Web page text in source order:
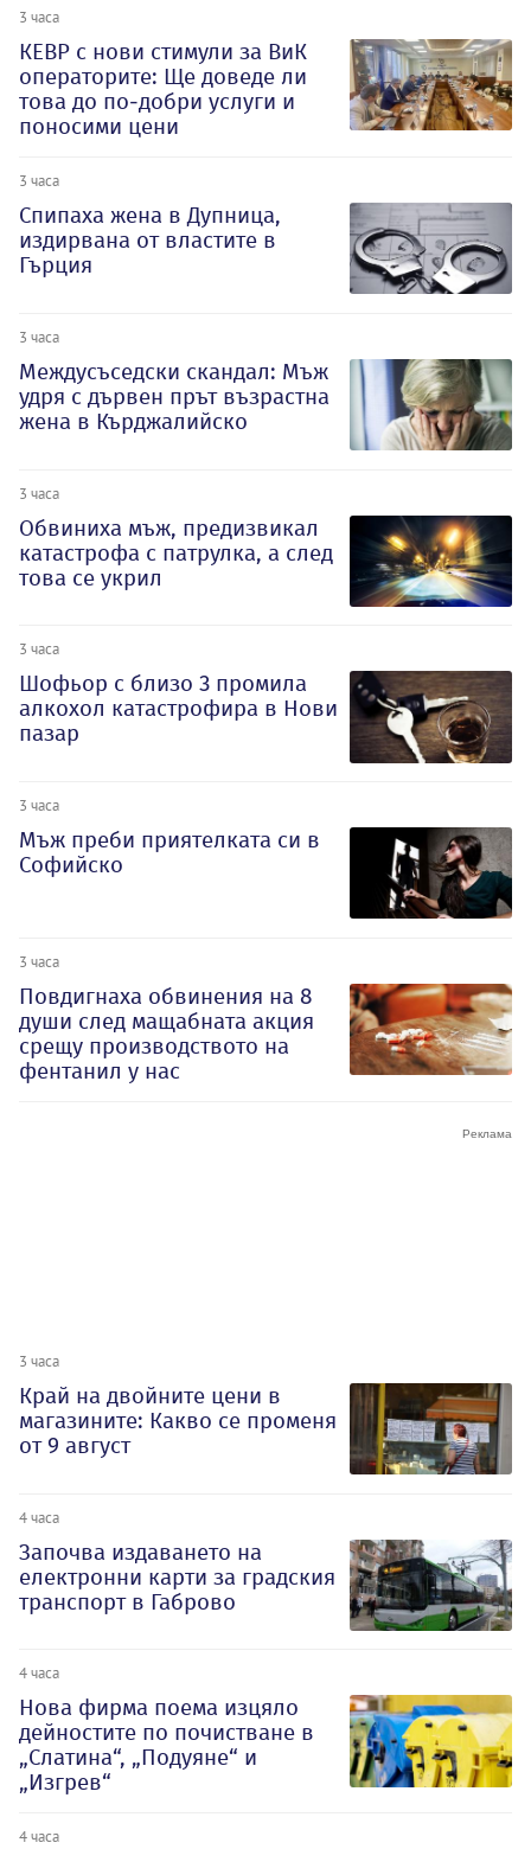
3 часа
КЕВР с нови стимули за ВиК
операторите: Ще доведе ли
това до по-добри услуги и
поносими цени
3 часа
Спипаха жена в Дупница,
издирвана от властите в
Гърция
3 часа
Междусъседски скандал: Мъж
удря с дървен прът възрастна
жена в Кърджалийско
3 часа
Обвиниха мъж, предизвикал
катастрофа с патрулка, а след
това се укрил
3 часа
Шофьор с близо 3 промила
алкохол катастрофира в Нови
пазар
3 часа
Мъж преби приятелката си в
Софийско
3 часа
Повдигнаха обвинения на 8
души след мащабната акция
срещу производството на
фентанил у нас
3 часа
Край на двойните цени в
магазините: Какво се променя
от 9 август
4 часа
Започва издаването на
електронни карти за градския
транспорт в Габрово
4 часа
Нова фирма поема изцяло
дейностите по почистване в
„Слатина“, „Подуяне“ и
„Изгрев“
4 часа